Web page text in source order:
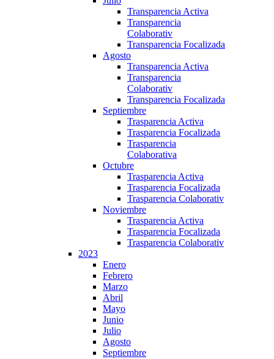
Transparencia Activa
Transparencia
Colaborativ
Transparencia Focalizada
Agosto
Transparencia Activa
Transparencia
Colaborativ
Transparencia Focalizada
Septiembre
Trasparencia Activa
Trasparencia Focalizada
Trasparencia
Colaborativa
Octubre
Trasparencia Activa
Trasparencia Focalizada
Trasparencia Colaborativ
Noviembre
Trasparencia Activa
Trasparencia Focalizada
Trasparencia Colaborativ
2023
Enero
Febrero
Marzo
Abril
Mayo
Junio
Julio
Agosto
Septiembre